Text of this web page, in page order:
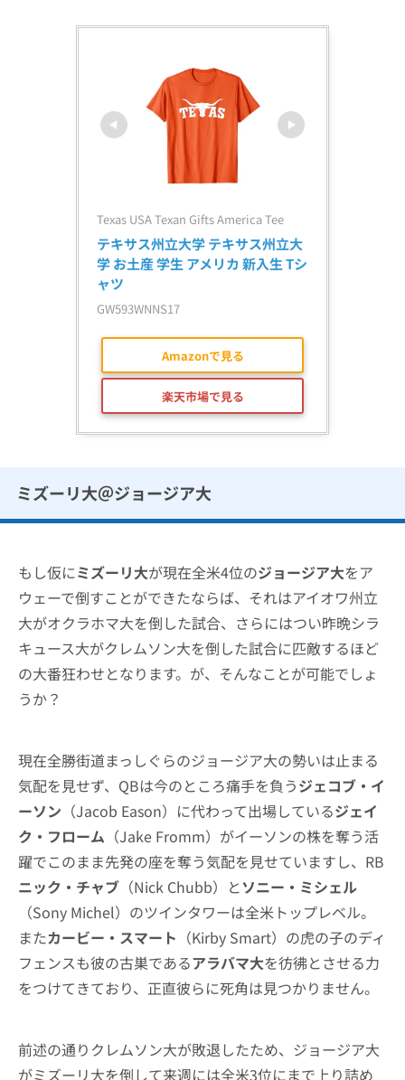
Texas USA Texan Gifts America Tee
テキサス州立大学 テキサス州立大
学 お土産 学生 アメリカ 新入生 Tシ
ャツ
GW593WNNS17
Amazonで見る
楽天市場で見る
ミズーリ大＠ジョージア大
もし仮にミズーリ大が現在全米4位のジョージア大をア
ウェーで倒すことができたならば、それはアイオワ州立
大がオクラホマ大を倒した試合、さらにはつい昨晩シラ
キュース大がクレムソン大を倒した試合に匹敵するほど
の大番狂わせとなります。が、そんなことが可能でしょ
うか？
現在全勝街道まっしぐらのジョージア大の勢いは止まる
気配を見せず、QBは今のところ痛手を負うジェコブ・イ
ーソン （Jacob Eason）に代わって出場しているジェイ
ク・フローム （Jake Fromm）がイーソンの株を奪う活
躍でこのまま先発の座を奪う気配を見せていますし、RB
ニック・チャブ （Nick Chubb）とソニー・ミシェル
（Sony Michel）のツインタワーは全米トップレベル。
またカービー・スマート （Kirby Smart）の虎の子のディ
フェンスも彼の古巣であるアラバマ大を彷彿とさせる力
をつけてきており、正直彼らに死角は見つかりません。
前述の通りクレムソン大が敗退したため、ジョージア大
がミズーリ大を倒して来週には全米3位にまで上り詰め